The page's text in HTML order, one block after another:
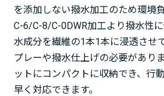
を添加しない撥水加工のため環境
C-6/C-8/C-0DWR加工より撥水性
水成分を繊維の1本1本に浸透させ
プレーや撥水仕上げの必要があり
ットにコンパクトに収納でき、行
早く対応できます。